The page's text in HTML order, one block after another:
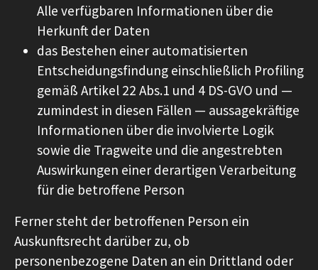
Alle verfügbaren Informationen über die
Herkunft der Daten
das Bestehen einer automatisierten
Entscheidungsfindung einschließlich Profiling
gemäß Artikel 22 Abs.1 und 4 DS-GVO und —
zumindest in diesen Fällen — aussagekräftige
Informationen über die involvierte Logik
sowie die Tragweite und die angestrebten
Auswirkungen einer derartigen Verarbeitung
für die betroffene Person
Ferner steht der betroffenen Person ein
Auskunftsrecht darüber zu, ob
personenbezogene Daten an ein Drittland oder